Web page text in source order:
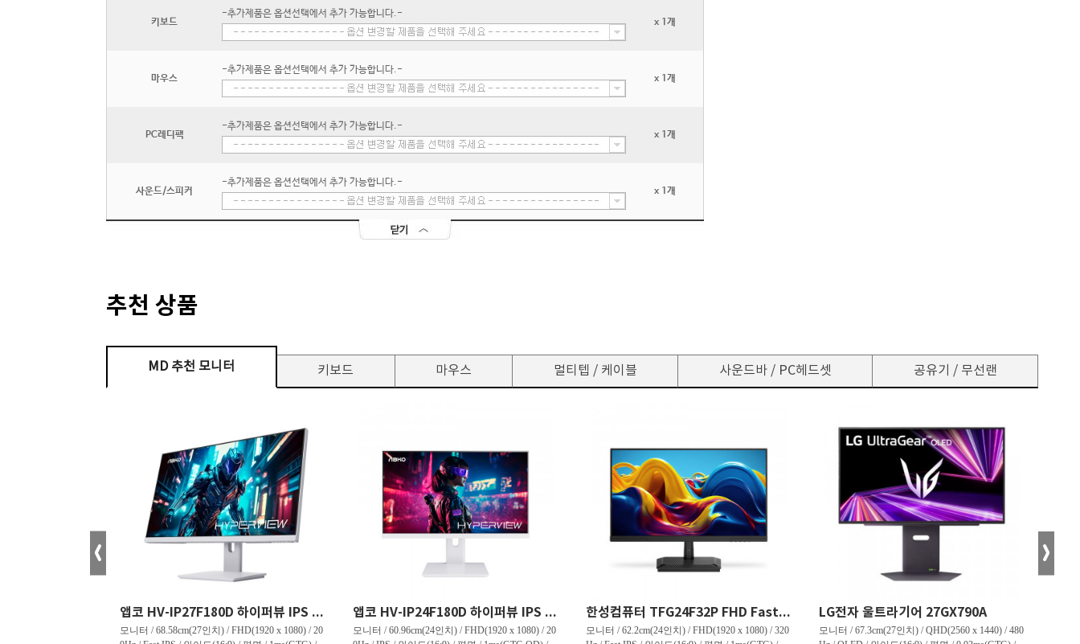
키보드
-추가제품은 옵션선택에서 추가 가능합니다.-
x 1개
마우스
-추가제품은 옵션선택에서 추가 가능합니다.-
x 1개
PC레디팩
-추가제품은 옵션선택에서 추가 가능합니다.-
x 1개
사운드/스피커
-추가제품은 옵션선택에서 추가 가능합니다.-
x 1개
추천 상품
MD 추천 모니터 키보드 마우스 멀티텝 / 케이블 사운드바 / PC헤드셋 공유기 / 무선랜
앱코 HV-IP27F180D 하이퍼뷰 IPS FHD 200 HDR 무결점
모니터 / 68.58cm(27인치) / FHD(1920 x 1080) / 20
앱코 HV-IP24F180D 하이퍼뷰 IPS FHD 180 HDR 무결점
모니터 / 60.96cm(24인치) / FHD(1920 x 1080) / 20
한성컴퓨터 TFG24F32P FHD Fast IPS 리얼 320 게이밍 무결점
모니터 / 62.2cm(24인치) / FHD(1920 x 1080) / 320
LG전자 울트라기어 27GX790A
모니터 / 67.3cm(27인치) / QHD(2560 x 1440) / 480